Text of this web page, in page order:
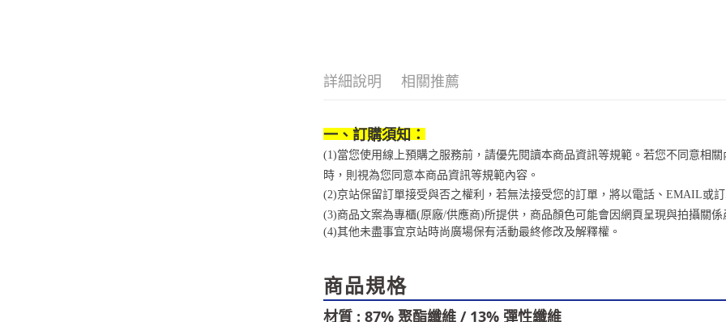
「AFTEE
即時審查
結果請求
詳細說明 相關推薦
一、訂購須知：
(1)當您使用線上預購之服務前，請優先閱讀本商品資訊等規範。若您不同意相
時，則視為您同意本商品資訊等規範內容。
(2)京站保留訂單接受與否之權利，若無法接受您的訂單，將以電話、EMAIL或
(3)商品文案為專櫃(原廠/供應商)所提供，商品顏色可能會因網頁呈現與拍攝關
(4)其他未盡事宜京站時尚廣場保有活動最終修改及解釋權。
商品規格
材質 : 87% 聚酯纖維 / 13% 彈性纖維